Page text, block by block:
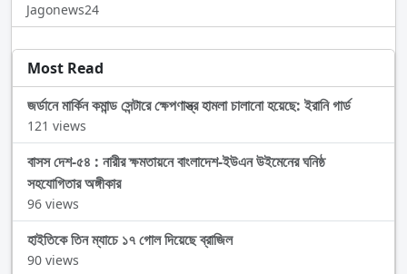
Jagonews24
Most Read
জর্ডানে মার্কিন কমান্ড সেন্টারে ক্ষেপণাস্ত্র হামলা চালানো হয়েছে: ইরানি গার্ড
121 views
বাসস দেশ-৫৪ : নারীর ক্ষমতায়নে বাংলাদেশ-ইউএন উইমেনের ঘনিষ্ঠ
সহযোগিতার অঙ্গীকার
96 views
হাইতিকে তিন ম্যাচে ১৭ গোল দিয়েছে ব্রাজিল
90 views